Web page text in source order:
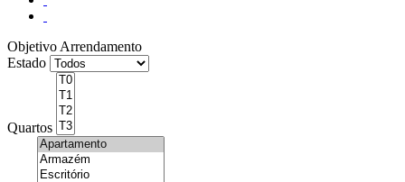
Objetivo Arrendamento
Estado
Quartos